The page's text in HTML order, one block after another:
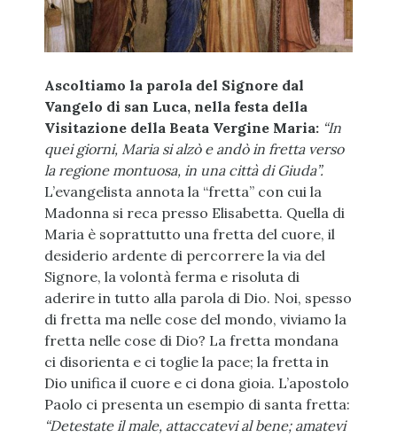
Ascoltiamo la parola del Signore dal
Vangelo di san Luca, nella festa della
Visitazione della Beata Vergine Maria: “In
quei giorni, Maria si alzò e andò in fretta verso
la regione montuosa, in una città di Giuda”.
L’evangelista annota la “fretta” con cui la
Madonna si reca presso Elisabetta. Quella di
Maria è soprattutto una fretta del cuore, il
desiderio ardente di percorrere la via del
Signore, la volontà ferma e risoluta di
aderire in tutto alla parola di Dio. Noi, spesso
di fretta ma nelle cose del mondo, viviamo la
fretta nelle cose di Dio? La fretta mondana
ci disorienta e ci toglie la pace; la fretta in
Dio unifica il cuore e ci dona gioia. L’apostolo
Paolo ci presenta un esempio di santa fretta:
“Detestate il male, attaccatevi al bene; amatevi